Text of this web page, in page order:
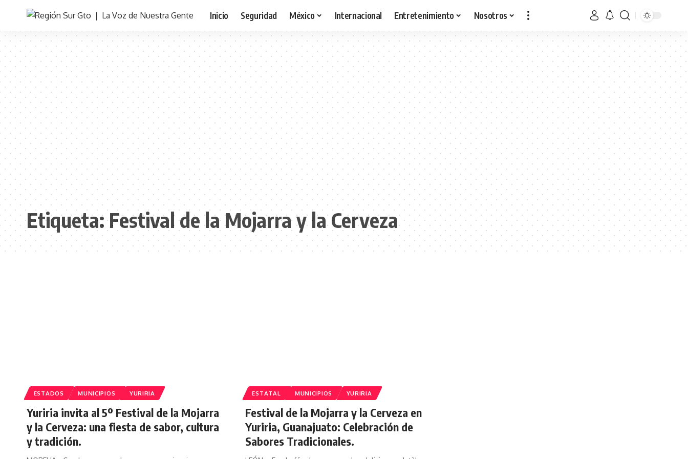
Inicio Seguridad México Internacional Entretenimiento Nosotros
Etiqueta:Festival de la Mojarra y la Cerveza
ESTADOS MUNICIPIOS YURIRIA
Yuriria invita al 5º Festival de la Mojarra
y la Cerveza: una fiesta de sabor, cultura
y tradición.
ESTATAL MUNICIPIOS YURIRIA
Festival de la Mojarra y la Cerveza en
Yuriria, Guanajuato: Celebración de
Sabores Tradicionales.